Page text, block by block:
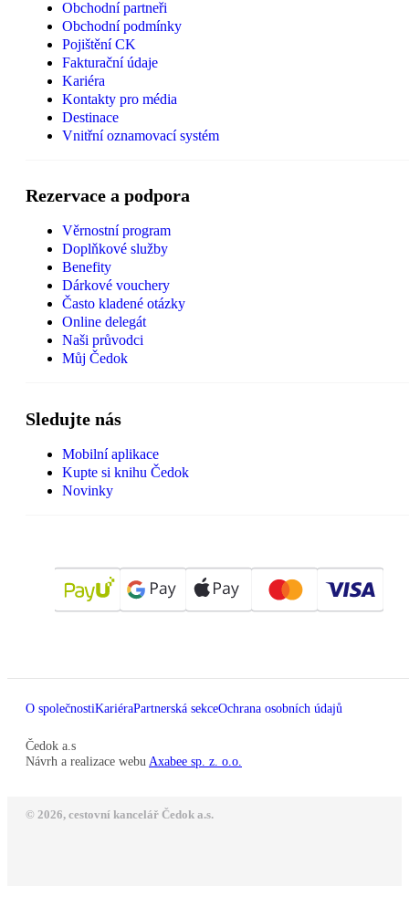
Obchodní partneři
Obchodní podmínky
Pojištění CK
Fakturační údaje
Kariéra
Kontakty pro média
Destinace
Vnitřní oznamovací systém
Rezervace a podpora
Věrnostní program
Doplňkové služby
Benefity
Dárkové vouchery
Často kladené otázky
Online delegát
Naši průvodci
Můj Čedok
Sledujte nás
Mobilní aplikace
Kupte si knihu Čedok
Novinky
O společnostiKariéraPartnerská sekceOchrana osobních údajů
Čedok a.s
Návrh a realizace webu Axabee sp. z. o.o.
© 2026, cestovní kancelář Čedok a.s.